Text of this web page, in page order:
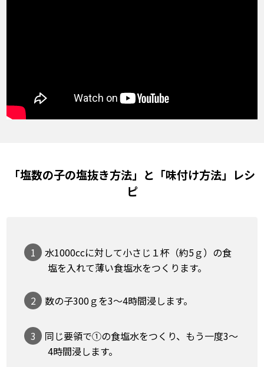
「塩数の子の塩抜き方法」と「味付け方法」レシ
ピ
1
水1000ccに対して小さじ１杯（約5ｇ）の食
塩を入れて薄い食塩水をつくります。
2 数の子300ｇを3〜4時間浸します。
3
同じ要領で①の食塩水をつくり、もう一度3〜
4時間浸します。